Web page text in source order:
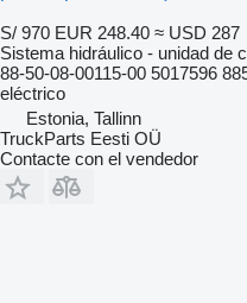
S/ 970 EUR 248.40 ≈ USD 287
Sistema hidráulico - unidad de
88-50-08-00115-00 5017596
eléctrico
Estonia, Tallinn
TruckParts Eesti OÜ
Contacte con el vendedor